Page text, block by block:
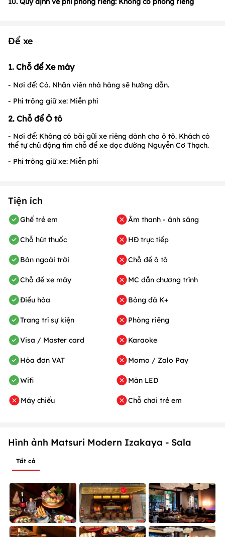
Để xe
1. Chỗ để Xe máy
- Nơi để: Có. Nhân viên nhà hàng sẽ hướng dẫn.
- Phí trông giữ xe: Miễn phí
2. Chỗ để Ô tô
- Nơi để: Không có bãi gửi xe riêng dành cho ô tô. Khách có
thể tự chủ động tìm chỗ để xe dọc đường Nguyễn Cơ Thạch.
- Phí trông giữ xe: Miễn phí
Tiện ích
Ghế trẻ em
Chỗ hút thuốc
Bàn ngoài trời
Chỗ để xe máy
Điều hòa
Trang trí sự kiện
Visa / Master card
Hóa đơn VAT
Wifi
Máy chiếu
Âm thanh - ánh sáng
HĐ trực tiếp
Chỗ để ô tô
MC dẫn chương trình
Bóng đá K+
Phòng riêng
Karaoke
Momo / Zalo Pay
Màn LED
Chỗ chơi trẻ em
Hình ảnh Matsuri Modern Izakaya - Sala
Tất cả